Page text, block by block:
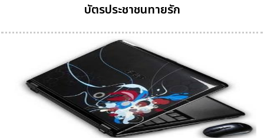
บัตรประชาชนทายรัก